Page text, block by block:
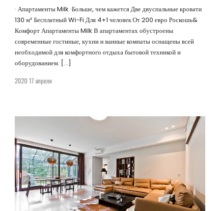
· Апартаменты Milk ·Больше, чем кажется Две двуспальные кровати
130 м² Бесплатный Wi-Fi Для 4+1 человек От 200 евро Роскошь&
Комфорт Апартаменты Milk В апартаментах обустроены
современные гостиные, кухни и ванные комнаты оснащены всей
необходимой для комфортного отдыха бытовой техникой и
оборудованием. […]
2020 17 апреля